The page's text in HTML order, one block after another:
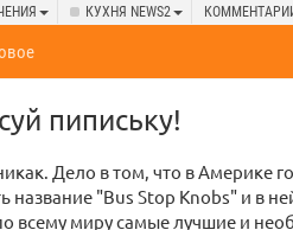
КУХНЯ NEWS2
пипиську!
Дело в том, что в Америке
название "Bus Stop Knobs" и в
всему миру самые лучшие и